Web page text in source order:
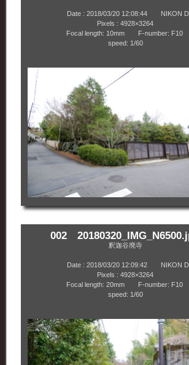
Date : 2018/03/20 12:08:44 NIKON
Pixels : 4928×3264
Focal length: 10mm F-number: F10
speed: 1/60
002
釈迦谷廃寺
Date : 2018/03/20 12:09:42 NIKON
Pixels : 4928×3264
Focal length: 20mm F-number: F10
speed: 1/60